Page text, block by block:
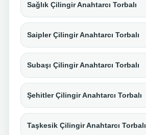
Sağlık Çilingir Anahtarcı Torbalı
Saipler Çilingir Anahtarcı Torbalı
Subaşı Çilingir Anahtarcı Torbalı
Şehitler Çilingir Anahtarcı Torbalı
Taşkesik Çilingir Anahtarcı Torbalı